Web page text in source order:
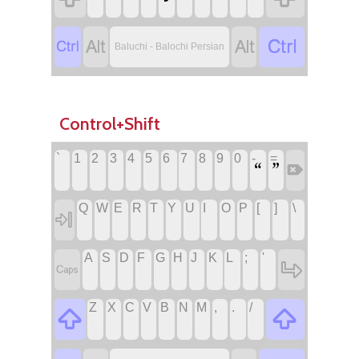
‏ ‏ Baluchi - Balochi Persian ‏ ‏
Control+Shift
` 1‏ 2‏ 3‏ 4‏ 5‏ 6‏ 7
‏ 8‏ 9‏ 0‏ -‏ =
‏ ‏
‏
Q
‏ W
‏ E
‏ R
‏ T
‏ Y
‏ U
‏ O
‏ P
‏ [ ] \‏
‏
A
‏ S
‏ D
‏ F‏ G
‏ H‏ J‏ K
‏ ‏ ; ' ‏
‏ Z‏ X
‏ C
‏ V
‏ B
‏ N‏ M
‏ , . / ‏